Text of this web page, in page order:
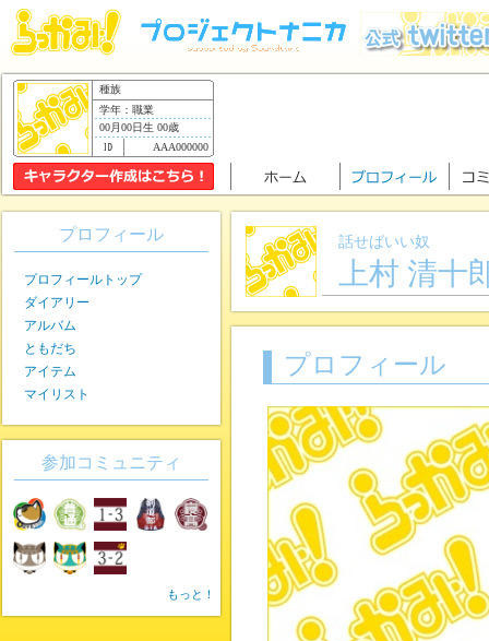
種族
学年：職業
00月00日生 00歳
AAA000000
話せばいい奴
上村 清十
プロフィール
プロフィール
プロフィールトップ
ダイアリー
アルバム
ともだち
アイテム
マイリスト
参加コミュニティ
もっと！